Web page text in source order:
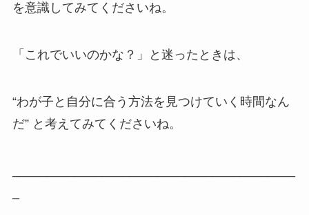
を意識してみてくださいね。
「これでいいのかな？」と迷ったときは、
“わが子と自分に合う方法を見つけていく時間なん
だ” と考えてみてくださいね。